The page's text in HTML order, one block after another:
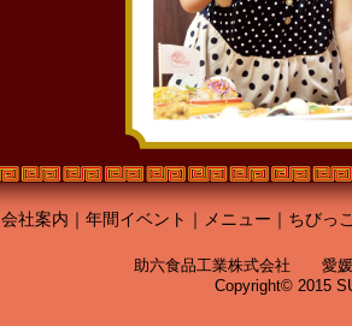
会社案内 ｜ 年間イベント ｜ メニュー ｜ ちびっ
助六食品工業株式会社 愛
Copyright© 2015